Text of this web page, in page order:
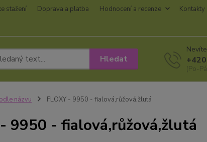
stažení Doprava a platba Hodnocení a recenze
Kontakty
Hledat
(Po-
názvu FLOXY - 9950 - fialová,růžová,žlutá
- 9950 - fialová,růžová,žlutá